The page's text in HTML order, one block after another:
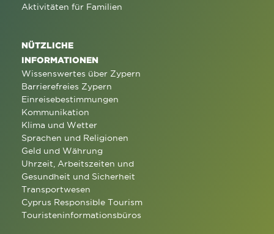
Aktivitäten für Familien
NÜTZLICHE
INFORMATIONEN
Wissenswertes über Zypern
Barrierefreies Zypern
Einreisebestimmungen
Kommunikation
Klima und Wetter
Sprachen und Religionen
Geld und Währung
Uhrzeit, Arbeitszeiten und
Gesundheit und Sicherheit
Transportwesen
Cyprus Responsible Tourism
Touristeninformationsbüros